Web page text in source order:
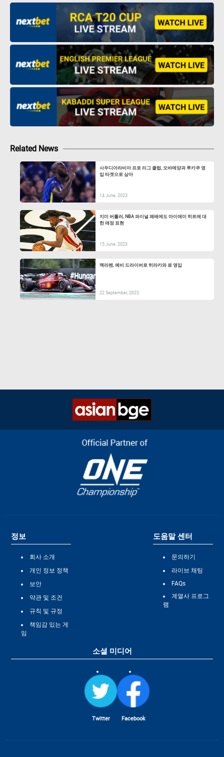
Related News
사우디아라비아 프로 리그 클럽, 오바메양과 루카쿠 영
입 타겟으로 삼아
14 June, 2023
지미 버틀러, NBA 파이널 패배에도 마이애미 히트에 대
한 애정 표현
15 June, 2023
맥라렌, 예비 드라이버로 히라카와 료 영입
22 September, 2023
정보
회사 소개
개인 정보 정책
보안
약관 및 조건
규칙 및 규정
책임감 있는 게
임
도움말 센터
문의하기
라이브 채팅
FAQs
계열사 프로그
램
소셜 미디어
Twitter Facebook